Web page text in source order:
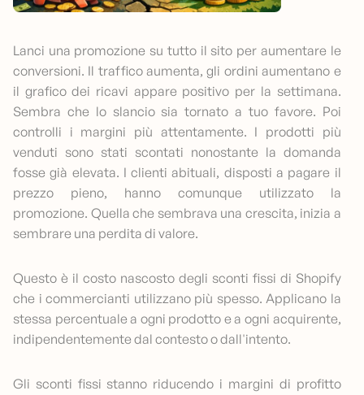
Lanci una promozione su tutto il sito per aumentare le
conversioni. Il traffico aumenta, gli ordini aumentano e
il grafico dei ricavi appare positivo per la settimana.
Sembra che lo slancio sia tornato a tuo favore. Poi
controlli i margini più attentamente. I prodotti più
venduti sono stati scontati nonostante la domanda
fosse già elevata. I clienti abituali, disposti a pagare il
prezzo pieno, hanno comunque utilizzato la
promozione. Quella che sembrava una crescita, inizia a
sembrare una perdita di valore.
Questo è il costo nascosto degli sconti fissi di Shopify
che i commercianti utilizzano più spesso. Applicano la
stessa percentuale a ogni prodotto e a ogni acquirente,
indipendentemente dal contesto o dall'intento.
Gli sconti fissi stanno riducendo i margini di profitto